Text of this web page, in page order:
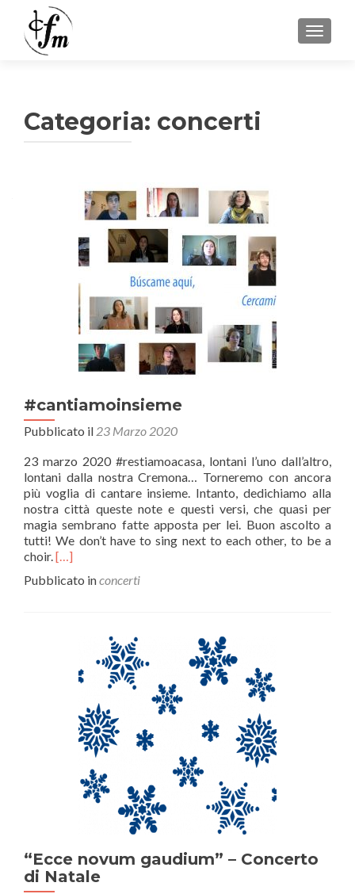
Categoria: concerti
#cantiamoinsieme
Pubblicato il 23 Marzo 2020
23 marzo 2020 #restiamoacasa, lontani l’uno dall’altro,
lontani dalla nostra Cremona… Torneremo con ancora
più voglia di cantare insieme. Intanto, dedichiamo alla
nostra città queste note e questi versi, che quasi per
magia sembrano fatte apposta per lei. Buon ascolto a
tutti! We don’t have to sing next to each other, to be a
choir.Leggi
più#cantiamoinsieme
[…]
Pubblicato inconcerti
“Ecce novum gaudium” – Concerto
di Natale